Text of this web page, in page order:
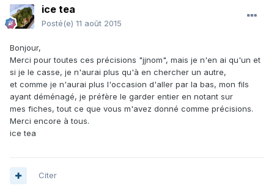
ice tea
Posté(e) 11 août 2015
Bonjour,
Merci pour toutes ces précisions "jjnom", mais je n'en ai qu'un et
si je le casse, je n'aurai plus qu'à en chercher un autre,
et comme je n'aurai plus l'occasion d'aller par la bas, mon fils
ayant déménagé, je préfère le garder entier en notant sur
mes fiches, tout ce que vous m'avez donné comme précisions.
Merci encore à tous.
ice tea
Citer